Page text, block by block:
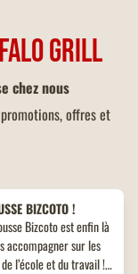
GRILL
chez nous
offres et
BIZCOTO !
Bizcoto est enfin là
accompagner sur les
l’école et du travail !